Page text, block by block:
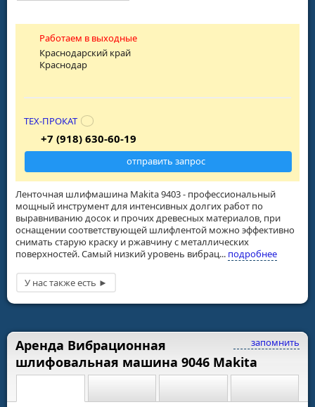
Ленточная шлифмашина Makita 9403 - профессиональный
мощный инструмент для интенсивных долгих работ по
выравниванию досок и прочих древесных материалов, при
оснащении соответствующей шлифлентой можно эффективно
снимать старую краску и ржавчину с металлических
поверхностей. Самый низкий уровень вибрац... подробнее
Работаем в выходные
Краснодарский край
Краснодар
ТЕХ-ПРОКАТ
+7 (918) 630-60-19
отправить запрос
запомнить
Аренда Вибрационная
шлифовальная машина 9046 Makita